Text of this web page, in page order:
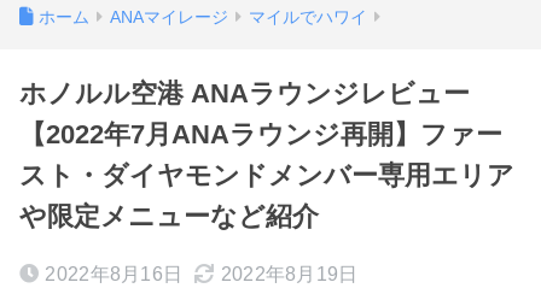
ホーム ANAマイレージ マイルでハワイ
ホノルル空港 ANAラウンジレビュー
【2022年7月ANAラウンジ再開】ファー
スト・ダイヤモンドメンバー専用エリア
や限定メニューなど紹介
2022年8月16日 2022年8月19日